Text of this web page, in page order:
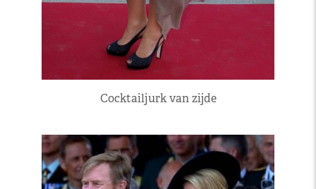
Cocktailjurk van zijde